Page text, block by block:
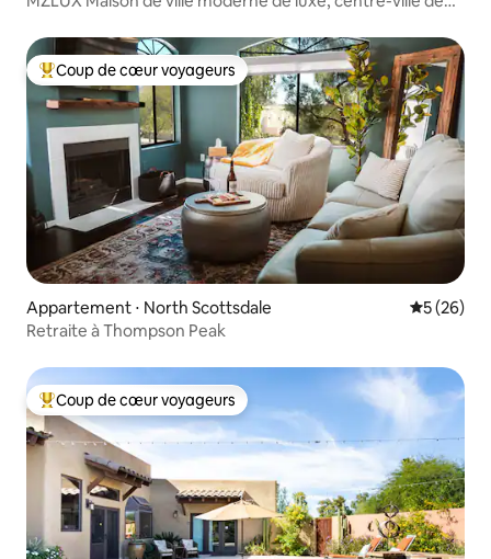
Coups de cœur voyageurs les plus appréciés
Coup de cœur voyageurs
Appartement ⋅ North Scottsdale
5 (26)
Retraite à Thompson Peak
Coups de cœur voyageurs les plus appréciés
Coup de cœur voyageurs